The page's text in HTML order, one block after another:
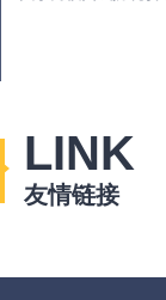
LINK
友情链接